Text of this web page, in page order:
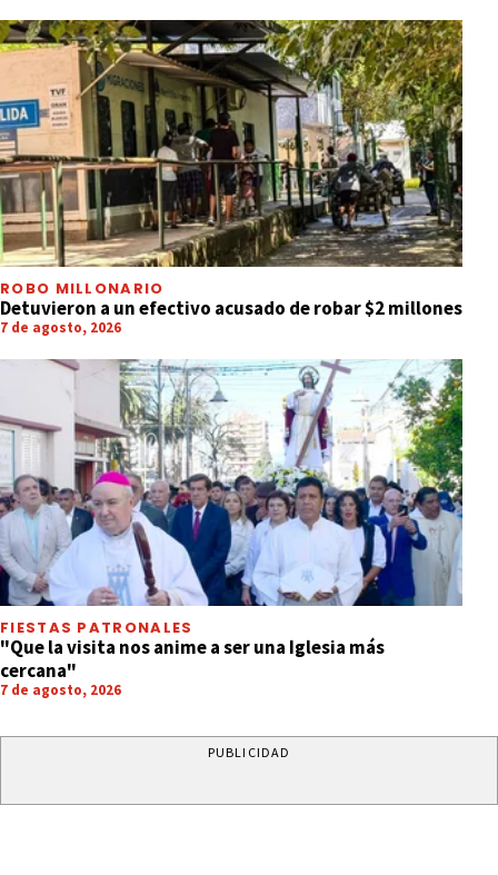
ROBO MILLONARIO
Detuvieron a un efectivo acusado de robar $2 millones
7 de agosto, 2026
FIESTAS PATRONALES
"Que la visita nos anime a ser una Iglesia más
cercana"
7 de agosto, 2026
PUBLICIDAD